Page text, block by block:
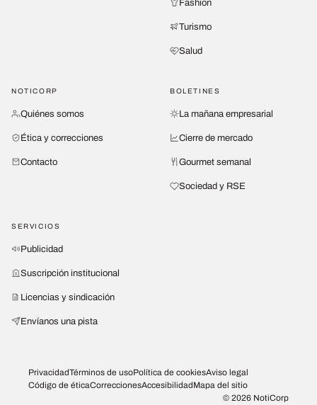
Fashion
Turismo
Salud
NOTICORP
Quiénes somos
Ética y correcciones
Contacto
BOLETINES
La mañana empresarial
Cierre de mercado
Gourmet semanal
Sociedad y RSE
SERVICIOS
Publicidad
Suscripción institucional
Licencias y sindicación
Envíanos una pista
PrivacidadTérminos de usoPolítica de cookiesAviso legal
Código de éticaCorreccionesAccesibilidadMapa del sitio
© 2026 NotiCorp